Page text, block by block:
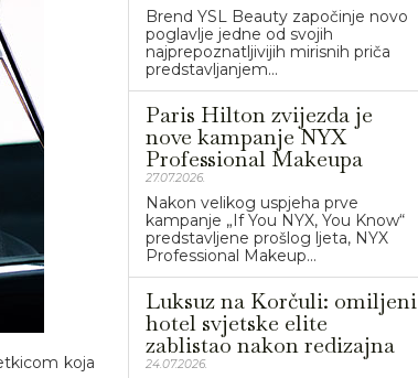
koja
Brend YSL Beauty započinje novo
poglavlje jedne od svojih
najprepoznatljivijih mirisnih priča
predstavljanjem...
Paris Hilton zvijezda je
nove kampanje NYX
Professional Makeupa
27.07.2026.
Nakon velikog uspjeha prve
kampanje „If You NYX, You Know“
predstavljene prošlog ljeta, NYX
Professional Makeup...
Luksuz na Korčuli: omiljeni
hotel svjetske elite
zablistao nakon redizajna
24.07.2026.